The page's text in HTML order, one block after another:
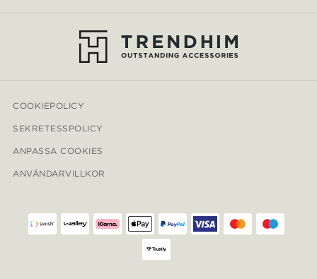
COOKIEPOLICY
SEKRETESSPOLICY
ANPASSA COOKIES
ANVÄNDARVILLKOR